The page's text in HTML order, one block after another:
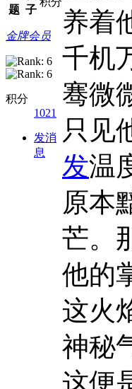
题 子
金牌会员
积分
1021
发消
息
养着
千机
骞微
只见
发温
原本
芒。
他的
这火
神秘
这便